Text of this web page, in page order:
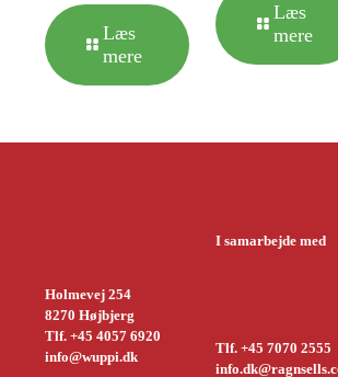
Læs
mere
Læs
mere
Holmevej 254
8270 Højbjerg
Tlf. +45 4057 6920
info@wuppi.dk
I samarbejde med
Tlf. +45 7070 2555